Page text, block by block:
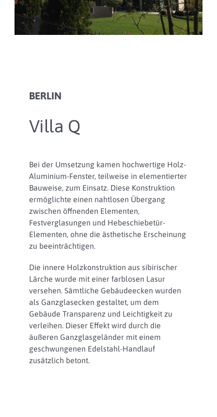
BERLIN
Villa Q
Bei der Umsetzung kamen hochwertige Holz-
Aluminium-Fenster, teilweise in elementierter
Bauweise, zum Einsatz. Diese Konstruktion
ermöglichte einen nahtlosen Übergang
zwischen öffnenden Elementen,
Festverglasungen und Hebeschiebetür-
Elementen, ohne die ästhetische Erscheinung
zu beeinträchtigen.
Die innere Holzkonstruktion aus sibirischer
Lärche wurde mit einer farblosen Lasur
versehen. Sämtliche Gebäudeecken wurden
als Ganzglasecken gestaltet, um dem
Gebäude Transparenz und Leichtigkeit zu
verleihen. Dieser Effekt wird durch die
äußeren Ganzglasgeländer mit einem
geschwungenen Edelstahl-Handlauf
zusätzlich betont.